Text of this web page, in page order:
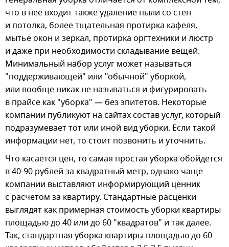
что в нее входит также удаление пыли со стен
и потолка, более тщательная протирка кафеля,
мытье окон и зеркал, протирка оргтехники и люстр
и даже при необходимости складывание вещей.
Минимальный набор услуг может называться
"поддерживающей" или "обычной" уборкой,
или вообще никак не называться и фигурировать
в прайсе как "уборка" — без эпитетов. Некоторые
компании публикуют на сайтах состав услуг, который
подразумевает тот или иной вид уборки. Если такой
информации нет, то стоит позвонить и уточнить.
Что касается цен, то самая простая уборка обойдется
в 40-90 рублей за квадратный метр, однако чаще
компании выставляют информирующий ценник
с расчетом за квартиру. Стандартные расценки
выглядят как примерная стоимость уборки квартиры
площадью до 40 или до 60 "квадратов" и так далее.
Так, стандартная уборка квартиры площадью до 60